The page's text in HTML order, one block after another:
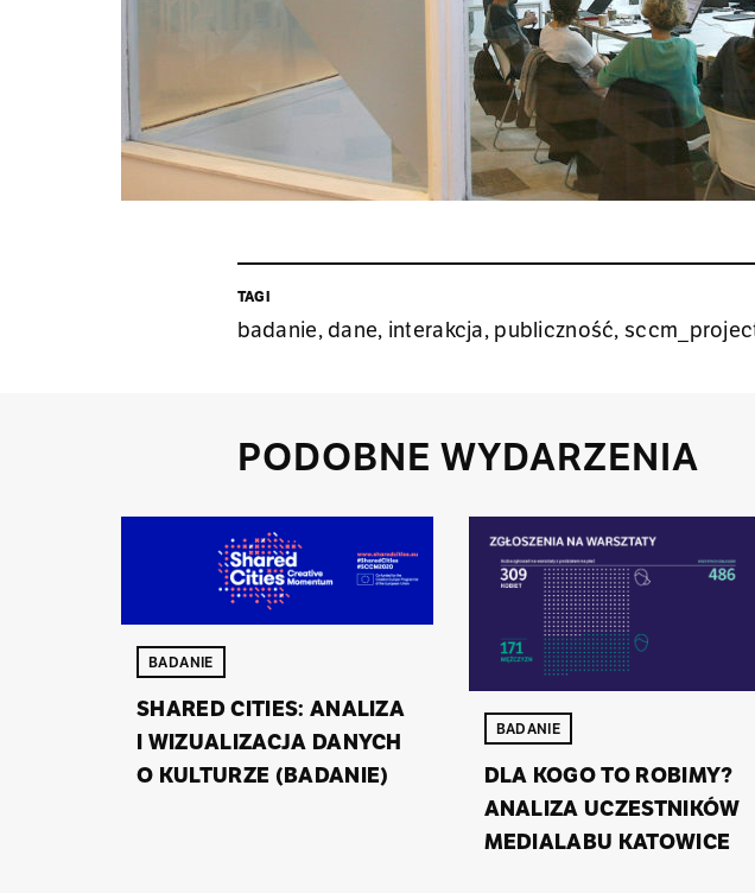
TAGI
badanie, dane, interakcja, publiczność,
PODOBNE WYDARZENIA
BADANIE
SHA­RED CI­TIES: ANA­LI­ZA
I WI­ZU­ALI­ZA­CJA DA­NYCH
O KUL­TU­RZE (BA­DA­NIE)
BADANIE
DLA KOGO TO RO­BI­MY?
ANA­LI­ZA UCZEST­NI­KÓW
ME­DIA­LA­BU KA­TO­WI­CE